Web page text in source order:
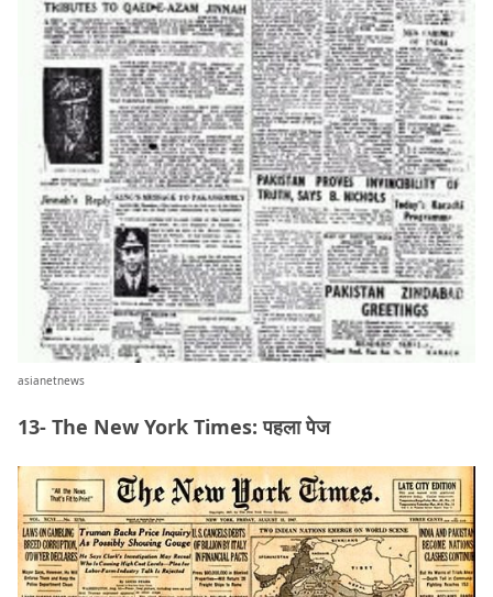
asianetnews
13- The New York Times: पहला पेज